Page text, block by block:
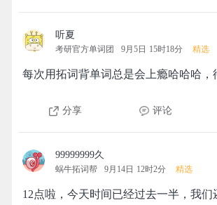
听夏
考研官方单词团 9月5日 15时18分 精选
每次用拓词背单词总是会上瘾哈哈哈，
分享 评论
99999999久
蜗牛拓词帮 9月14日 12时2分 精选
12点啦，今天时间已经过去一半，我们